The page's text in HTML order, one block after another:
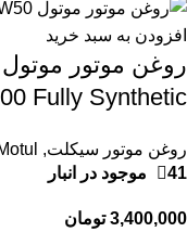
افزودن به سبد خرید
Fully Synthetic
روغن موتور سیکلت,
41 موجود در انبار
3,400,000 تومان